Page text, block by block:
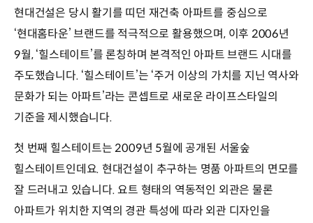
현대건설은 당시 활기를 띠던 재건축 아파트를 중심으로
‘현대홈타운’ 브랜드를 적극적으로 활용했으며, 이후 2006년
9월, ‘힐스테이트’를 론칭하며 본격적인 아파트 브랜드 시대를
주도했습니다. ‘힐스테이트’는 ‘주거 이상의 가치를 지닌 역사와
문화가 되는 아파트’라는 콘셉트로 새로운 라이프스타일의
기준을 제시했습니다.
첫 번째 힐스테이트는 2009년 5월에 공개된 서울숲
힐스테이트인데요. 현대건설이 추구하는 명품 아파트의 면모를
잘 드러내고 있습니다. 요트 형태의 역동적인 외관은 물론
아파트가 위치한 지역의 경관 특성에 따라 외관 디자인을